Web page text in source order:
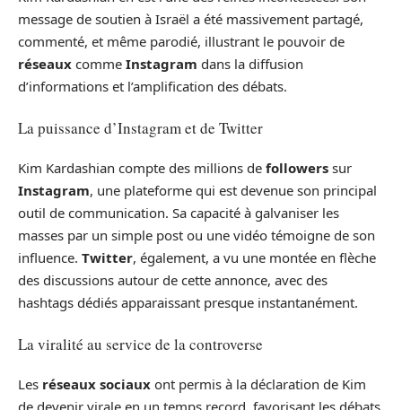
message de soutien à Israël a été massivement partagé,
commenté, et même parodié, illustrant le pouvoir de
réseaux comme Instagram dans la diffusion
d’informations et l’amplification des débats.
La puissance d’Instagram et de Twitter
Kim Kardashian compte des millions de followers sur
Instagram, une plateforme qui est devenue son principal
outil de communication. Sa capacité à galvaniser les
masses par un simple post ou une vidéo témoigne de son
influence. Twitter, également, a vu une montée en flèche
des discussions autour de cette annonce, avec des
hashtags dédiés apparaissant presque instantanément.
La viralité au service de la controverse
Les réseaux sociaux ont permis à la déclaration de Kim